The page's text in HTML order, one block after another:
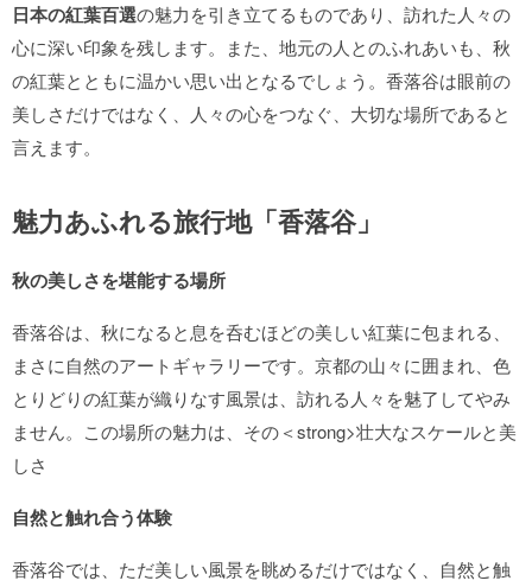
日本の紅葉百選の魅力を引き立てるものであり、訪れた人々の
心に深い印象を残します。また、地元の人とのふれあいも、秋
の紅葉とともに温かい思い出となるでしょう。香落谷は眼前の
美しさだけではなく、人々の心をつなぐ、大切な場所であると
言えます。
魅力あふれる旅行地「香落谷」
秋の美しさを堪能する場所
香落谷は、秋になると息を呑むほどの美しい紅葉に包まれる、
まさに自然のアートギャラリーです。京都の山々に囲まれ、色
とりどりの紅葉が織りなす風景は、訪れる人々を魅了してやみ
ません。この場所の魅力は、その＜strong>壮大なスケールと美
しさ
自然と触れ合う体験
香落谷では、ただ美しい風景を眺めるだけではなく、自然と触